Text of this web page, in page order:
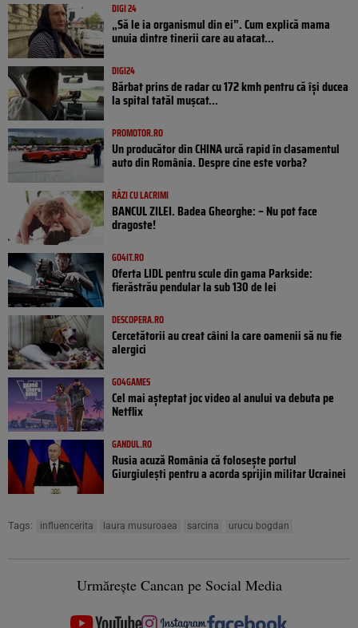
DIGI 24
„Să le ia organismul din ei”. Cum explică mama
unuia dintre tinerii care au atacat...
DIGI24
Bărbat prins de radar cu 172 kmh pentru că își ducea
la spital tatăl muşcat...
PROMOTOR.RO
Un producător din CHINA urcă rapid în clasamentul
auto din România. Despre cine este vorba?
RÂZI CU LACRIMI
BANCUL ZILEI. Badea Gheorghe: – Nu pot face
dragoste!
GO4IT.RO
Oferta LIDL pentru scule din gama Parkside:
fierăstrău pendular la sub 130 de lei
DESCOPERA.RO
Cercetătorii au creat câini la care oamenii să nu fie
alergici
GO4GAMES
Cel mai așteptat joc video al anului va debuta pe
Netflix
GANDUL.RO
Rusia acuză România că folosește portul
Giurgiulești pentru a acorda sprijin militar Ucrainei
Tags: influencerita laura musuroaea sarcina urucu bogdan
Urmărește Cancan pe Social Media